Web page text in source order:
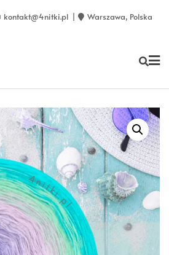
kontakt@4nitki.pl Warszawa, Polska